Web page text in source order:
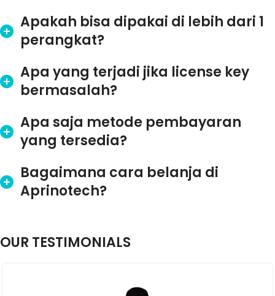
Apakah bisa dipakai di lebih dari 1
perangkat?
Apa yang terjadi jika license key
bermasalah?
Apa saja metode pembayaran
yang tersedia?
Bagaimana cara belanja di
Aprinotech?
OUR TESTIMONIALS